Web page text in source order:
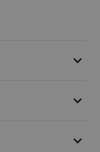
keyboard_arrow_down
keyboard_arrow_down
keyboard_arrow_down